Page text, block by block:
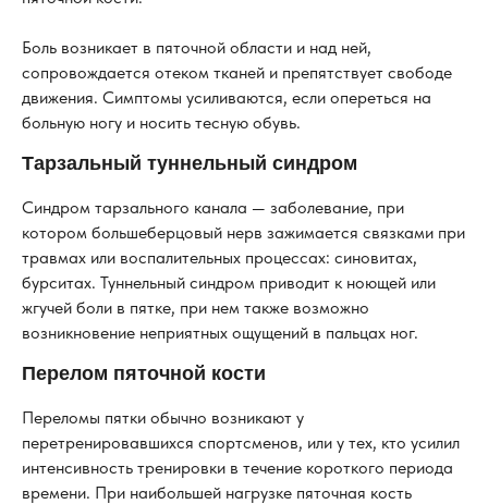
Боль возникает в пяточной области и над ней,
сопровождается отеком тканей и препятствует свободе
движения. Симптомы усиливаются, если опереться на
больную ногу и носить тесную обувь.
Тарзальный туннельный синдром
Синдром тарзального канала — заболевание, при
котором большеберцовый нерв зажимается связками при
травмах или воспалительных процессах: синовитах,
бурситах. Туннельный синдром приводит к ноющей или
жгучей боли в пятке, при нем также возможно
возникновение неприятных ощущений в пальцах ног.
Перелом пяточной кости
Переломы пятки обычно возникают у
перетренировавшихся спортсменов, или у тех, кто усилил
интенсивность тренировки в течение короткого периода
времени. При наибольшей нагрузке пяточная кость